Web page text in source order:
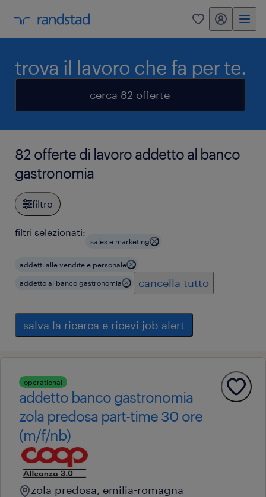
0 my randstad
trova il lavoro che fa per te.
cerca 82 offerte
82 offerte di lavoro addetto al banco
gastronomia
filtro
filtri selezionati:
sales e marketing
addetti alle vendite e personale
addetto al banco gastronomia cancella tutto
salva la ricerca e ricevi job alert
operational
addetto banco gastronomia
zola predosa part-time 30 ore
(m/f/nb)
zola predosa, emilia-romagna